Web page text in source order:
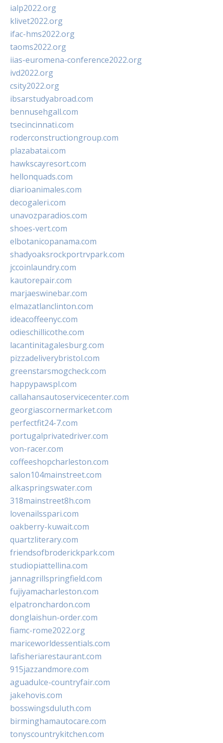
ialp2022.org
klivet2022.org
ifac-hms2022.org
taoms2022.org
iias-euromena-conference2022.org
ivd2022.org
csity2022.org
ibsarstudyabroad.com
bennusehgall.com
tsecincinnati.com
roderconstructiongroup.com
plazabatai.com
hawkscayresort.com
hellonquads.com
diarioanimales.com
decogaleri.com
unavozparadios.com
shoes-vert.com
elbotanicopanama.com
shadyoaksrockportrvpark.com
jccoinlaundry.com
kautorepair.com
marjaeswinebar.com
elmazatlanclinton.com
ideacoffeenyc.com
odieschillicothe.com
lacantinitagalesburg.com
pizzadeliverybristol.com
greenstarsmogcheck.com
happypawspl.com
callahansautoservicecenter.com
georgiascornermarket.com
perfectfit24-7.com
portugalprivatedriver.com
von-racer.com
coffeeshopcharleston.com
salon104mainstreet.com
alkaspringswater.com
318mainstreet8h.com
lovenailsspari.com
oakberry-kuwait.com
quartzliterary.com
friendsofbroderickpark.com
studiopiattellina.com
jannagrillspringfield.com
fujiyamacharleston.com
elpatronchardon.com
donglaishun-order.com
fiamc-rome2022.org
mariceworldessentials.com
lafisheriarestaurant.com
915jazzandmore.com
aguadulce-countryfair.com
jakehovis.com
bosswingsduluth.com
birminghamautocare.com
tonyscountrykitchen.com